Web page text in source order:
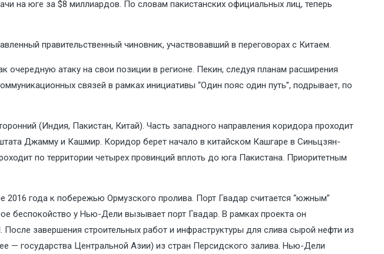
на юге за $8 миллиардов. По словам пакистанских официальных лиц, теперь
правительственный чиновник, участвовавший в переговорах с Китаем.
очередную атаку на свои позиции в регионе. Пекин, следуя планам расширения
связей в рамках инициативы “Один пояс один путь”, подрывает, по
(Индия, Пакистан, Китай). Часть западного направления коридора проходит
штата Джамму и Кашмир. Коридор берет начало в китайском Кашгаре в Синьцзян-
по территории четырех провинций вплоть до юга Пакистана. Приоритетным
года к побережью Ормузского пролива. Порт Гвадар считается “южным”
беспокойство у Нью-Дели вызывает порт Гвадар. В рамках проекта он
завершения строительных работ и инфраструктуры для слива сырой нефти из
— государства Центральной Азии) из стран Персидского залива. Нью-Дели